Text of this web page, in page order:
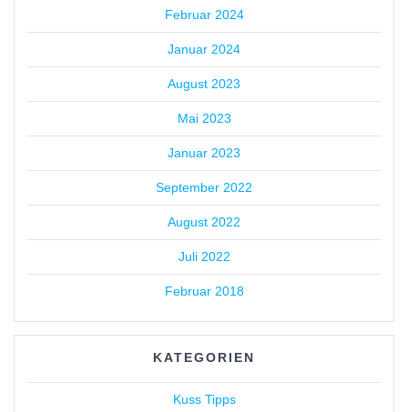
Februar 2024
Januar 2024
August 2023
Mai 2023
Januar 2023
September 2022
August 2022
Juli 2022
Februar 2018
KATEGORIEN
Kuss Tipps